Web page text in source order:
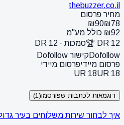
thebuzzer.co.il
מחיר פרסום
₪90₪78
₪92 כולל מע"מ
DR 12 🏆
סמכות · DR 12
Dofollow קישור Dofollow
פרסום מיידיפרסום מיידי
UR 18UR 18
דוגמאות לכתבות שפורסמו(1)
איך לבחור שירות משלוחים בעיר